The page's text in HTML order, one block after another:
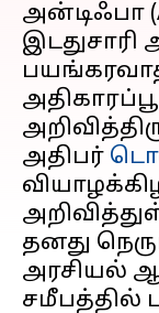
அன்டிஃபா
அதிபர்
தனது
அரசியல்
சமீபத்தில்